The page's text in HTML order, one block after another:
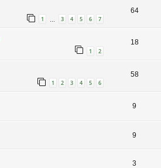
1 … 3 4 5 6 7
64
1 2
18
1 2 3 4 5 6
58
9
9
3